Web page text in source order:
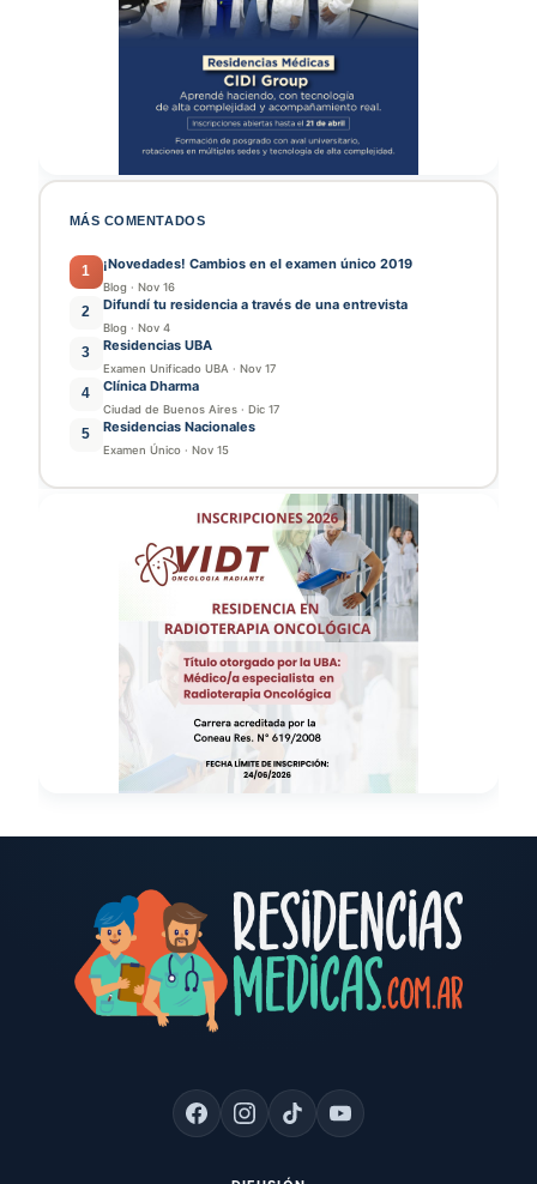
MÁS COMENTADOS
1 ¡Novedades! Cambios en el examen único 2019
Blog · Nov 16
2 Difundí tu residencia a través de una entrevista
Blog · Nov 4
3 Residencias UBA
Examen Unificado UBA · Nov 17
4 Clínica Dharma
Ciudad de Buenos Aires · Dic 17
5 Residencias Nacionales
Examen Único · Nov 15